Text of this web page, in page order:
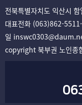
전북특별자치도 익산시
대표전화 (063)862-
일
copyright 북부권 노인종